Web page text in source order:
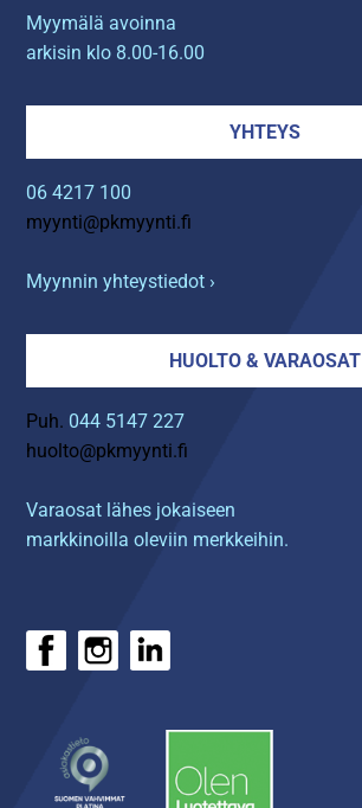
Myymälä avoinna
arkisin klo 8.00-16.00
YHTEYS
06 4217 100
myynti@pkmyynti.fi
Myynnin yhteystiedot ›
HUOLTO & VARAOSAT
Puh. 044 5147 227
huolto@pkmyynti.fi
Varaosat lähes jokaiseen
markkinoilla oleviin merkkeihin.